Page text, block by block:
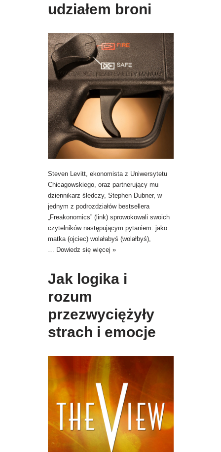
udziałem broni
Steven Levitt, ekonomista z Uniwersytetu
Chicagowskiego, oraz partnerujący mu
dziennikarz śledczy, Stephen Dubner, w
jednym z podrozdziałów bestsellera
„Freakonomics” (link) sprowokowali swoich
czytelników następującym pytaniem: jako
matka (ojciec) wolałabyś (wolałbyś),
Dowiedz się więcej »
Jak logika i
rozum
przezwyciężyły
strach i emocje